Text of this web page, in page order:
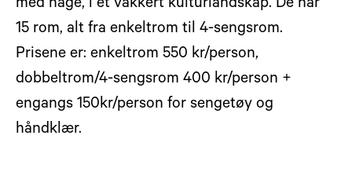
med hage, i et vakkert kulturlandskap. De har
15 rom, alt fra enkeltrom til 4-sengsrom.
Prisene er: enkeltrom 550 kr/person,
dobbeltrom/4-sengsrom 400 kr/person +
engangs 150kr/person for sengetøy og
håndklær.